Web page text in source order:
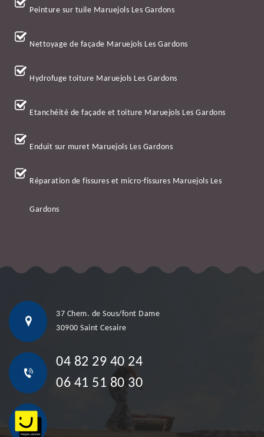
Peinture sur tuile Maruejols Les Gardons
Nettoyage de façade Maruejols Les Gardons
Hydrofuge toiture Maruejols Les Gardons
Etanchéité de façade et toiture Maruejols Les Gardons
Enduit sur muret Maruejols Les Gardons
Réparation de fissures et micro-fissures Maruejols Les
Gardons
37 Chem. de Sous/font Dame
30900 Saint Cesaire
04 82 29 40 24
06 41 51 80 30